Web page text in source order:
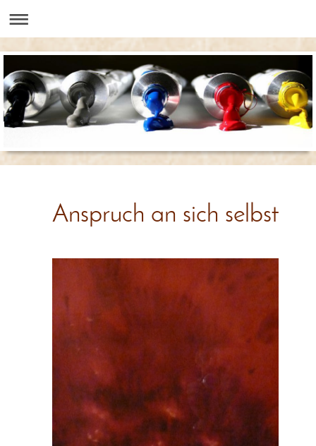
Anspruch an sich selbst